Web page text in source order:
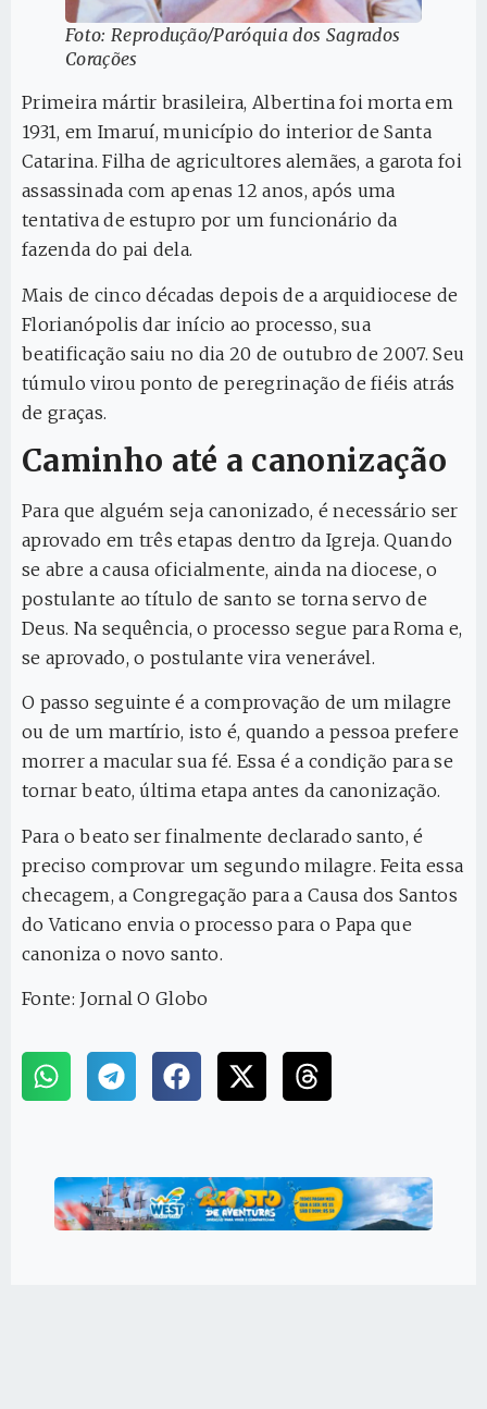
Foto: Reprodução/Paróquia dos Sagrados
Corações
Primeira mártir brasileira, Albertina foi morta em
1931, em Imaruí, município do interior de Santa
Catarina. Filha de agricultores alemães, a garota foi
assassinada com apenas 12 anos, após uma
tentativa de estupro por um funcionário da
fazenda do pai dela.
Mais de cinco décadas depois de a arquidiocese de
Florianópolis dar início ao processo, sua
beatificação saiu no dia 20 de outubro de 2007. Seu
túmulo virou ponto de peregrinação de fiéis atrás
de graças.
Caminho até a canonização
Para que alguém seja canonizado, é necessário ser
aprovado em três etapas dentro da Igreja. Quando
se abre a causa oficialmente, ainda na diocese, o
postulante ao título de santo se torna servo de
Deus. Na sequência, o processo segue para Roma e,
se aprovado, o postulante vira venerável.
O passo seguinte é a comprovação de um milagre
ou de um martírio, isto é, quando a pessoa prefere
morrer a macular sua fé. Essa é a condição para se
tornar beato, última etapa antes da canonização.
Para o beato ser finalmente declarado santo, é
preciso comprovar um segundo milagre. Feita essa
checagem, a Congregação para a Causa dos Santos
do Vaticano envia o processo para o Papa que
canoniza o novo santo.
Fonte: Jornal O Globo